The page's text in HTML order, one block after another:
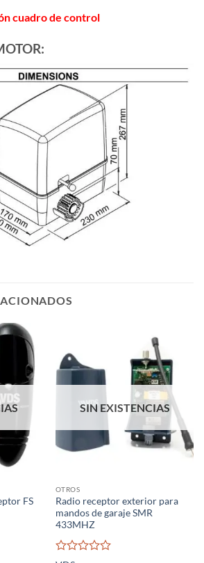
cuadro de control
FS
SIN EXISTENCIAS
OTROS
Radio receptor exterior para
mandos de garaje SMR
433MHZ